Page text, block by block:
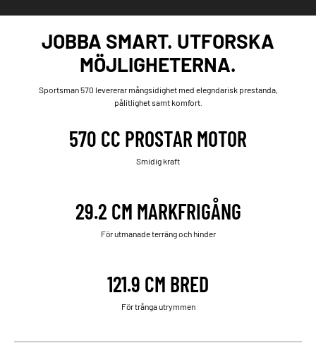
JOBBA SMART. UTFORSKA
MÖJLIGHETERNA.
Sportsman 570 levererar mångsidighet med elegndarisk prestanda,
pålitlighet samt komfort.
570 CC PROSTAR MOTOR
Smidig kraft
29.2 CM MARKFRIGÅNG
För utmanade terräng och hinder
121.9 CM BRED
För trånga utrymmen